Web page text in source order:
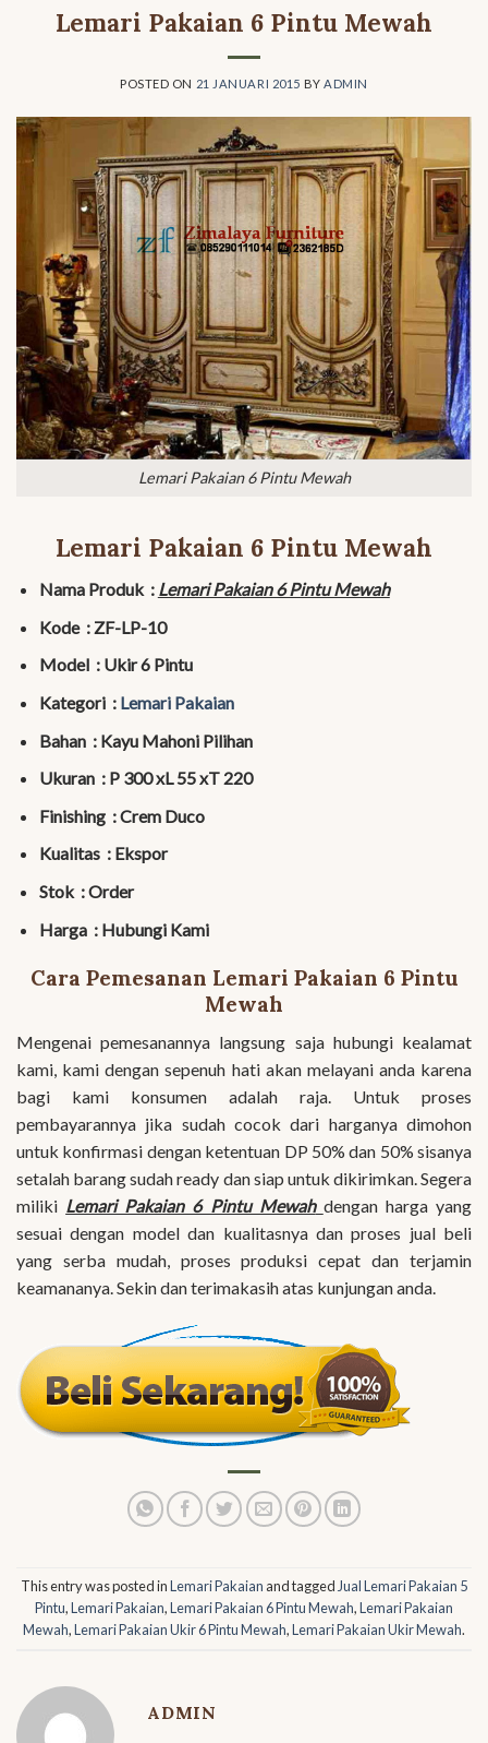
Lemari Pakaian 6 Pintu Mewah
POSTED ON 21 JANUARI 2015 BYADMIN
Lemari Pakaian 6 Pintu Mewah
Lemari Pakaian 6 Pintu Mewah
Nama Produk : Lemari Pakaian 6 Pintu Mewah
Kode : ZF-LP-10
Model : Ukir 6 Pintu
Kategori : Lemari Pakaian
Bahan : Kayu Mahoni Pilihan
Ukuran : P 300 xL 55 xT 220
Finishing : Crem Duco
Kualitas : Ekspor
Stok : Order
Harga : Hubungi Kami
Cara Pemesanan Lemari Pakaian 6 Pintu
Mewah
Mengenai pemesanannya langsung saja hubungi kealamat
kami, kami dengan sepenuh hati akan melayani anda karena
bagi kami konsumen adalah raja. Untuk proses
pembayarannya jika sudah cocok dari harganya dimohon
untuk konfirmasi dengan ketentuan DP 50% dan 50% sisanya
setalah barang sudah ready dan siap untuk dikirimkan. Segera
miliki Lemari Pakaian 6 Pintu Mewah dengan harga yang
sesuai dengan model dan kualitasnya dan proses jual beli
yang serba mudah, proses produksi cepat dan terjamin
keamananya. Sekin dan terimakasih atas kunjungan anda.
This entry was posted inLemari Pakaian and tagged Jual Lemari Pakaian 5
Pintu,Lemari Pakaian,Lemari Pakaian 6 Pintu Mewah,Lemari Pakaian
Mewah,Lemari Pakaian Ukir 6 Pintu Mewah,Lemari Pakaian Ukir Mewah.
ADMIN